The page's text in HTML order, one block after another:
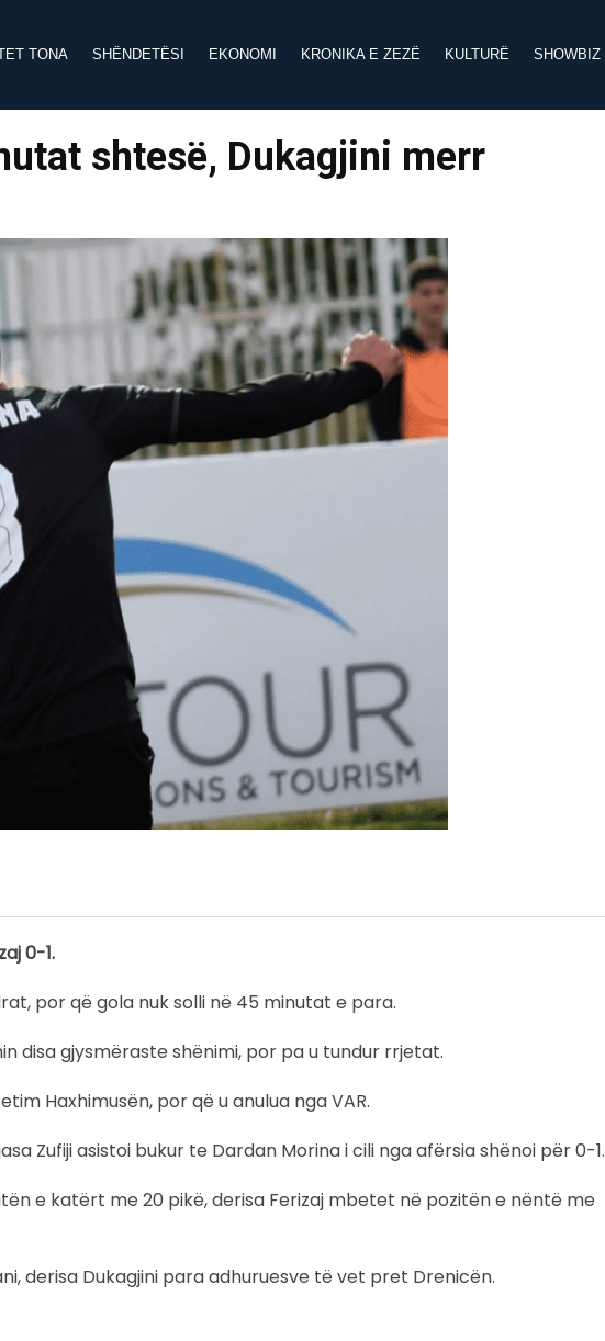
TONA SHËNDETËSI EKONOMI KRONIKA E ZEZË KULTURË SHOWBIZ
shtesë, Dukagjini merr
0-1.
por që gola nuk solli në 45 minutat e para.
disa gjysmëraste shënimi, por pa u tundur rrjetat.
Haxhimusën, por që u anulua nga VAR.
Zufiji asistoi bukur te Dardan Morina i cili nga afërsia shënoi për 0-1.
e katërt me 20 pikë, derisa Ferizaj mbetet në pozitën e nëntë me
derisa Dukagjini para adhuruesve të vet pret Drenicën.